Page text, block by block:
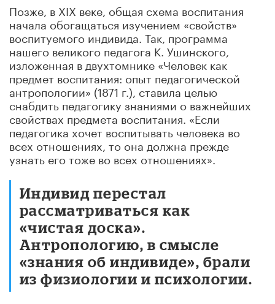
Позже, в XIX веке, общая схема воспитания
начала обогащаться изучением «свойств»
воспитуемого индивида. Так, программа
нашего великого педагога К. Ушинского,
изложенная в двухтомнике «Человек как
предмет воспитания: опыт педагогической
антропологии» (1871 г.), ставила целью
снабдить педагогику знаниями о важнейших
свойствах предмета воспитания. «Если
педагогика хочет воспитывать человека во
всех отношениях, то она должна прежде
узнать его тоже во всех отношениях».
Индивид перестал
рассматриваться как
«чистая доска».
Антропологию, в смысле
«знания об индивиде», брали
из физиологии и психологии.